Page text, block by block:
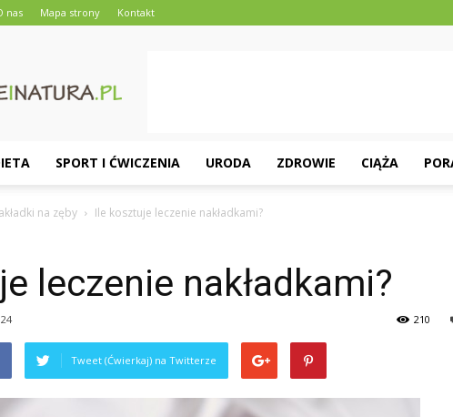
nas Mapa strony Kontakt
SPORT I ĆWICZENIA URODA ZDROWIE CIĄŻA
na zęby Ile kosztuje leczenie nakładkami?
leczenie nakładkami?
210
Tweet (Ćwierkaj) na Twitterze